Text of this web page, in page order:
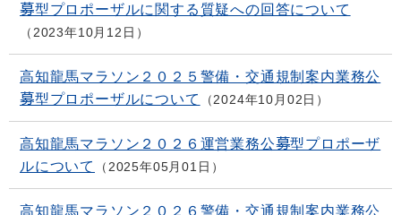
募型プロポーザルに関する質疑への回答について
2023年10月12日
高知龍馬マラソン２０２５警備・交通規制案内業務公
募型プロポーザルについて
2024年10月02日
高知龍馬マラソン２０２６運営業務公募型プロポーザ
ルについて
2025年05月01日
高知龍馬マラソン２０２６警備・交通規制案内業務公